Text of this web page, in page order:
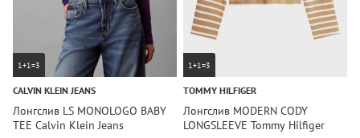
1+1=3
CALVIN KLEIN JEANS
Лонгслив LS MONOLOGO BABY
TEE Calvin Klein Jeans
1+1=3
TOMMY HILFIGER
Лонгслив MODERN CODY
LONGSLEEVE Tommy Hilfiger